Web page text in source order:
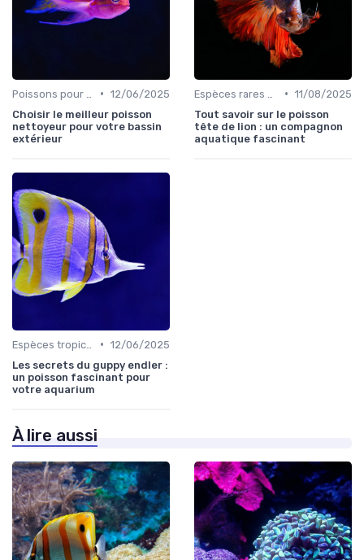
• 12/06/2025
Choisir le meilleur poisson
nettoyeur pour votre bassin
extérieur
• 11/08/2025
Tout savoir sur le poisson
tête de lion : un compagnon
aquatique fascinant
• 12/06/2025
Les secrets du guppy endler :
un poisson fascinant pour
votre aquarium
À lire aussi